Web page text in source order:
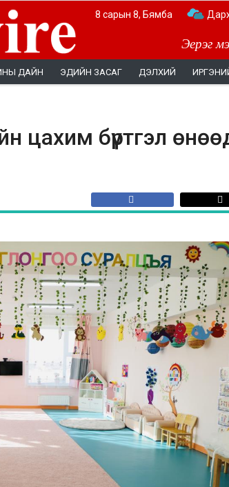
Эерэг
8 сарын 8, Бямба
ДАЙН ЭДИЙН ЗАСАГ ДЭЛХИЙ ИРГЭНИЙ
цахим бүртгэл